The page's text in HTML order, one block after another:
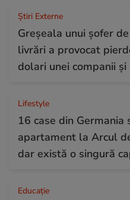
Știri Externe
Greșeala unui șofer
livrări a provocat
dolari unei companii
Lifestyle
16 case din
apartament la Arcul
dar există o singură
Educație